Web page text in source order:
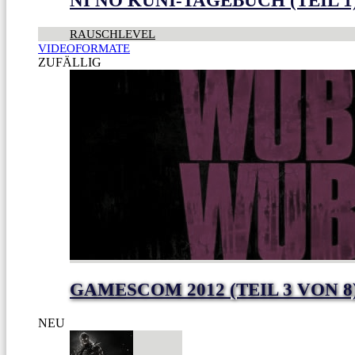
RAUSCHLEVEL
VIDEOFORMATE
ZUFÄLLIG
GAMESCOM 2012 (TEIL 3 VON
NEU